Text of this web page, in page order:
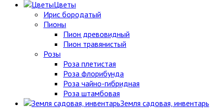
Цветы
Ирис бородатый
Пионы
Пион древовидный
Пион травянистый
Розы
Роза плетистая
Роза флорибунда
Роза чайно-гибридная
Роза штамбовая
Земля садовая, инвентарь